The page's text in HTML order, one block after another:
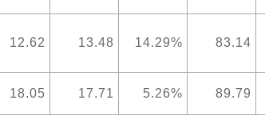
12.62 13.48 14.29% 83.14
18.05 17.71 5.26% 89.79